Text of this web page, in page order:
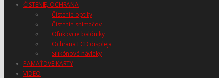
ČISTENIE, OCHRANA
Čistenie optiky
Čistenie snímačov
Ofukovcie balóniky
Ochrana LCD displeja
Silikónové návleky
PAMÄŤOVÉ KARTY
VIDEO